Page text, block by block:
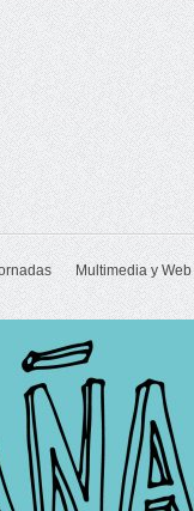
Multimedia y Web